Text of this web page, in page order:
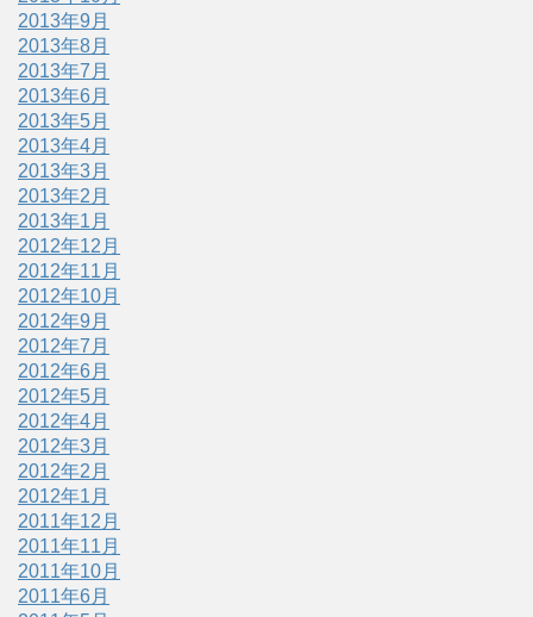
2013年9月
2013年8月
2013年7月
2013年6月
2013年5月
2013年4月
2013年3月
2013年2月
2013年1月
2012年12月
2012年11月
2012年10月
2012年9月
2012年7月
2012年6月
2012年5月
2012年4月
2012年3月
2012年2月
2012年1月
2011年12月
2011年11月
2011年10月
2011年6月